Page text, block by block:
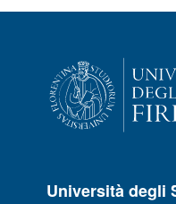
Università degli